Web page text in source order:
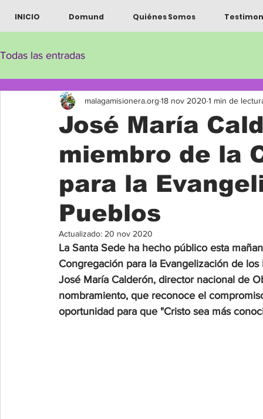
INICIO Domund Quiénes Somos
Todas las entradas
José María
miembro de la
para la
Pueblos
malagamisionera.org 18 nov 2020 1 min de
Actualizado: 20 nov 2020
La Santa Sede ha hecho público esta
Congregación para la Evangelización de
José María Calderón, director nacional de
nombramiento, que reconoce el
oportunidad para que "Cristo sea más